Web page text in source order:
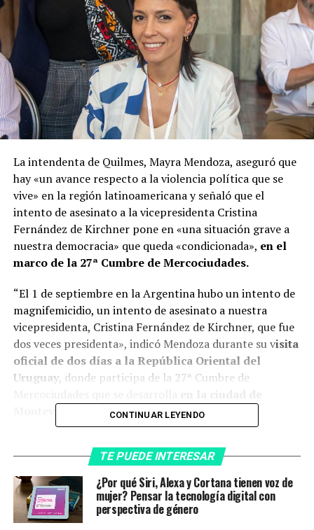
La intendenta de Quilmes, Mayra Mendoza, aseguró que
hay «un avance respecto a la violencia política que se
vive» en la región latinoamericana y señaló que el
intento de asesinato a la vicepresidenta Cristina
Fernández de Kirchner pone en «una situación grave a
nuestra democracia» que queda «condicionada», en el
marco de la 27ª Cumbre de Mercociudades.
“El 1 de septiembre en la Argentina hubo un intento de
magnifemicidio, un intento de asesinato a nuestra
vicepresidenta, Cristina Fernández de Kirchner, que fue
dos veces presidenta», indicó Mendoza durante su visita
oficial de dos días a la República Oriental del
Uruguay, donde participa de la 27ª Cumbre de
«una situación grave para nuestra democracia, que
queda condicionada a partir de situaciones como esta, a
partir de que los poderes no toman el lugar
independiente que tienen que tomar».
CONTINUAR LEYENDO
TE PUEDE INTERESAR
¿Por qué Siri, Alexa y Cortana tienen voz de
mujer? Pensar la tecnología digital con
perspectiva de género